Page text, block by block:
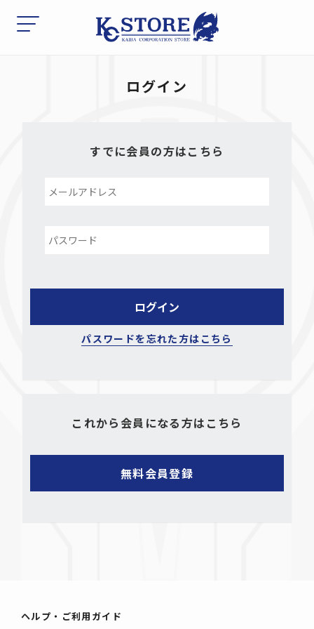
ログイン
すでに会員の方はこちら
パスワードを忘れた方はこちら
これから会員になる方はこちら
ヘルプ・ご利用ガイド